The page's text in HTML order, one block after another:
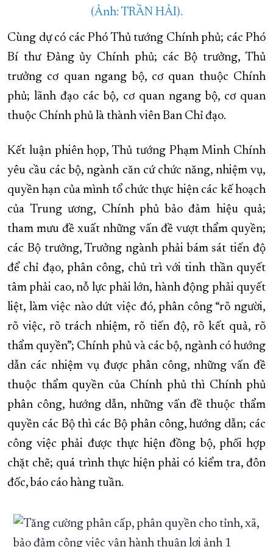
(Ảnh: TRẦN HẢI).
Cùng dự có các Phó Thủ tướng Chính phủ; các Phó
Bí thư Đảng ủy Chính phủ; các Bộ trưởng, Thủ
trưởng cơ quan ngang bộ, cơ quan thuộc Chính
phủ; lãnh đạo các bộ, cơ quan ngang bộ, cơ quan
thuộc Chính phủ là thành viên Ban Chỉ đạo.
Kết luận phiên họp, Thủ tướng Phạm Minh Chính
yêu cầu các bộ, ngành căn cứ chức năng, nhiệm vụ,
quyền hạn của mình tổ chức thực hiện các kế hoạch
của Trung ương, Chính phủ bảo đảm hiệu quả;
tham mưu đề xuất những vấn đề vượt thẩm quyền;
các Bộ trưởng, Trưởng ngành phải bám sát tiến độ
để chỉ đạo, phân công, chủ trì với tinh thần quyết
tâm phải cao, nỗ lực phải lớn, hành động phải quyết
liệt, làm việc nào dứt việc đó, phân công “rõ người,
rõ việc, rõ trách nhiệm, rõ tiến độ, rõ kết quả, rõ
thẩm quyền”; Chính phủ và các bộ, ngành có hướng
dẫn các nhiệm vụ được phân công, những vấn đề
thuộc thẩm quyền của Chính phủ thì Chính phủ
phân công, hướng dẫn, những vấn đề thuộc thẩm
quyền các Bộ thì các Bộ phân công, hướng dẫn; các
công việc phải được thực hiện đồng bộ, phối hợp
chặt chẽ; quá trình thực hiện phải có kiểm tra, đôn
đốc, báo cáo hàng tuần.